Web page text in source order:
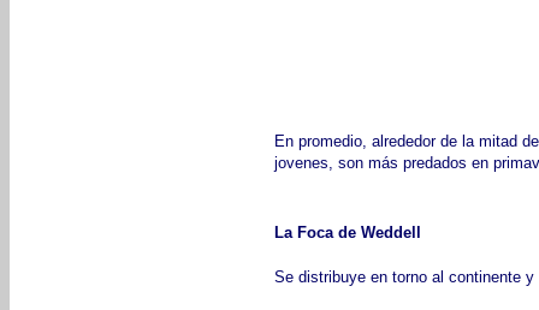
En promedio, alrededor de la mitad
jovenes, son más predados en
La Foca de Weddell
Se distribuye en torno al continente